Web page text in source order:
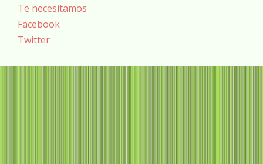
Te necesitamos
Facebook
Twitter